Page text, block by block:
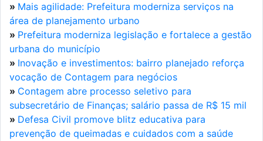
» Mais agilidade: Prefeitura moderniza serviços na
área de planejamento urbano
» Prefeitura moderniza legislação e fortalece a gestão
urbana do município
» Inovação e investimentos: bairro planejado reforça
vocação de Contagem para negócios
» Contagem abre processo seletivo para
subsecretário de Finanças; salário passa de R$ 15 mil
» Defesa Civil promove blitz educativa para
prevenção de queimadas e cuidados com a saúde